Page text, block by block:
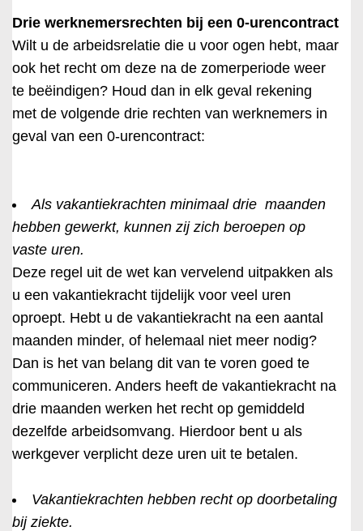
Drie werknemersrechten bij een 0-urencontract
Wilt u de arbeidsrelatie die u voor ogen hebt, maar
ook het recht om deze na de zomerperiode weer
te beëindigen? Houd dan in elk geval rekening
met de volgende drie rechten van werknemers in
geval van een 0-urencontract:
Als vakantiekrachten minimaal drie maanden
hebben gewerkt, kunnen zij zich beroepen op
vaste uren.
Deze regel uit de wet kan vervelend uitpakken als
u een vakantiekracht tijdelijk voor veel uren
oproept. Hebt u de vakantiekracht na een aantal
maanden minder, of helemaal niet meer nodig?
Dan is het van belang dit van te voren goed te
communiceren. Anders heeft de vakantiekracht na
drie maanden werken het recht op gemiddeld
dezelfde arbeidsomvang. Hierdoor bent u als
werkgever verplicht deze uren uit te betalen.
Vakantiekrachten hebben recht op doorbetaling
bij ziekte.